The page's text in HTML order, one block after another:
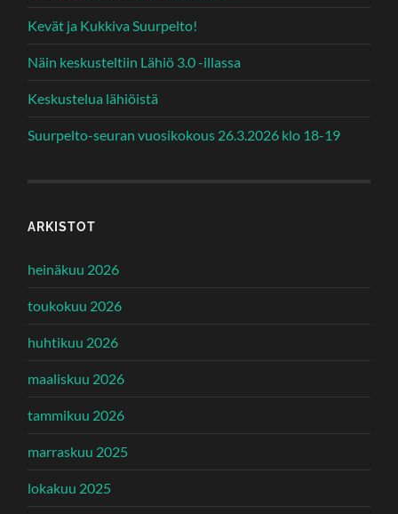
Kevät ja Kukkiva Suurpelto!
Näin keskusteltiin Lähiö 3.0 -illassa
Keskustelua lähiöistä
Suurpelto-seuran vuosikokous 26.3.2026 klo 18-19
ARKISTOT
heinäkuu 2026
toukokuu 2026
huhtikuu 2026
maaliskuu 2026
tammikuu 2026
marraskuu 2025
lokakuu 2025